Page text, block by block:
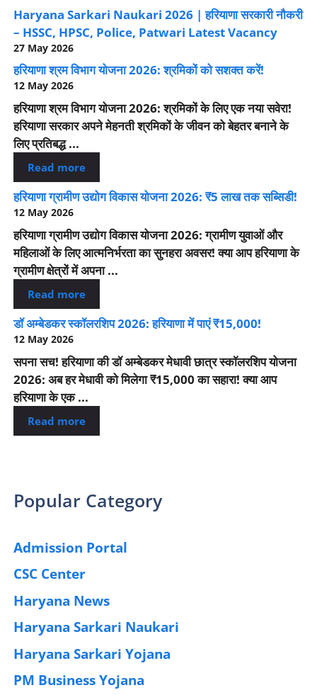
Haryana Sarkari Naukari 2026 | हरियाणा सरकारी नौकरी
– HSSC, HPSC, Police, Patwari Latest Vacancy
27 May 2026
हरियाणा श्रम विभाग योजना 2026: श्रमिकों को सशक्त करें!
12 May 2026
हरियाणा श्रम विभाग योजना 2026: श्रमिकों के लिए एक नया सवेरा!
हरियाणा सरकार अपने मेहनती श्रमिकों के जीवन को बेहतर बनाने के
लिए प्रतिबद्ध ...
Read more
हरियाणा ग्रामीण उद्योग विकास योजना 2026: ₹5 लाख तक सब्सिडी!
12 May 2026
हरियाणा ग्रामीण उद्योग विकास योजना 2026: ग्रामीण युवाओं और
महिलाओं के लिए आत्मनिर्भरता का सुनहरा अवसर! क्या आप हरियाणा के
ग्रामीण क्षेत्रों में अपना ...
Read more
डॉ अम्बेडकर स्कॉलरशिप 2026: हरियाणा में पाएं ₹15,000!
12 May 2026
सपना सच! हरियाणा की डॉ अम्बेडकर मेधावी छात्र स्कॉलरशिप योजना
2026: अब हर मेधावी को मिलेगा ₹15,000 का सहारा! क्या आप
हरियाणा के एक ...
Read more
Popular Category
Admission Portal
CSC Center
Haryana News
Haryana Sarkari Naukari
Haryana Sarkari Yojana
PM Business Yojana